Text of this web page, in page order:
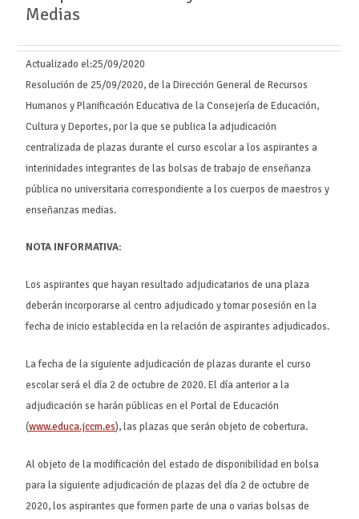
Medias
Actualizado el:25/09/2020
Resolución de 25/09/2020, de la Dirección General de Recursos
Humanos y Planificación Educativa de la Consejería de Educación,
Cultura y Deportes, por la que se publica la adjudicación
centralizada de plazas durante el curso escolar a los aspirantes a
interinidades integrantes de las bolsas de trabajo de enseñanza
pública no universitaria correspondiente a los cuerpos de maestros y
enseñanzas medias.
NOTA INFORMATIVA:
Los aspirantes que hayan resultado adjudicatarios de una plaza
deberán incorporarse al centro adjudicado y tomar posesión en la
fecha de inicio establecida en la relación de aspirantes adjudicados.
La fecha de la siguiente adjudicación de plazas durante el curso
escolar será el día 2 de octubre de 2020. El día anterior a la
adjudicación se harán públicas en el Portal de Educación
(www.educa.jccm.es), las plazas que serán objeto de cobertura.
Al objeto de la modificación del estado de disponibilidad en bolsa
para la siguiente adjudicación de plazas del día 2 de octubre de
2020, los aspirantes que formen parte de una o varias bolsas de